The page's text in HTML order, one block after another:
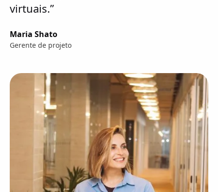
virtuais.”
Maria Shato
Gerente de projeto